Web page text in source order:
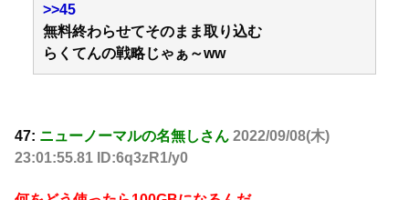
>>45
無料終わらせてそのまま取り込む
らくてんの戦略じゃぁ～ww
47: ニューノーマルの名無しさん 2022/09/08(木)
23:01:55.81 ID:6q3zR1/y0